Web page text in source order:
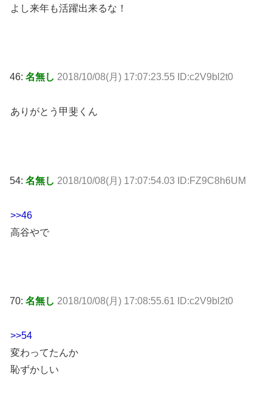
よし来年も活躍出来るな！
46: 名無し 2018/10/08(月) 17:07:23.55 ID:c2V9bl2t0
ありがとう甲斐くん
54: 名無し 2018/10/08(月) 17:07:54.03 ID:FZ9C8h6UM
>>46
高谷やで
70: 名無し 2018/10/08(月) 17:08:55.61 ID:c2V9bl2t0
>>54
変わってたんか
恥ずかしい